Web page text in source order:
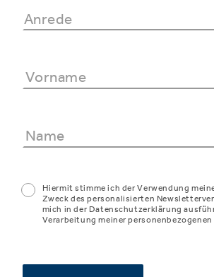
Hiermit stimme ich der Verwendung
Zweck des personalisierten
mich in der Datenschutzerklärung
Verarbeitung meiner